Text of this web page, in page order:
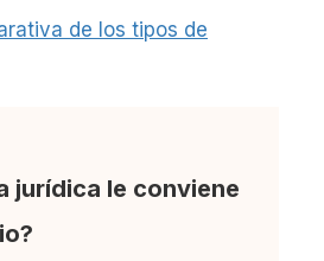
de los tipos de
jurídica le conviene